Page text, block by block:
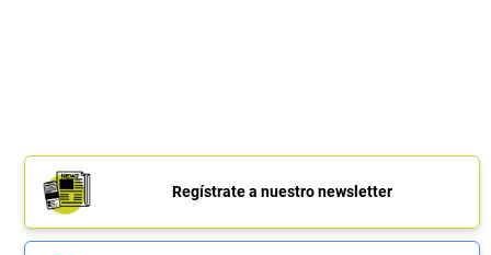
Regístrate a nuestro newsletter